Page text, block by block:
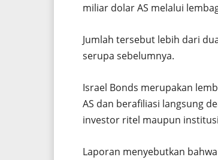
miliar dolar AS melalui
Jumlah tersebut lebih dari
serupa sebelumnya.
Israel Bonds merupakan
AS dan berafiliasi langsung
investor ritel maupun
Laporan menyebutkan